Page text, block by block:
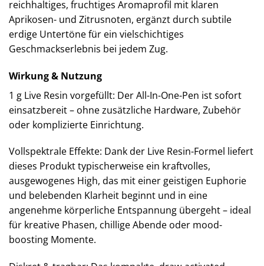
reichhaltiges, fruchtiges Aromaprofil mit klaren
Aprikosen- und Zitrusnoten, ergänzt durch subtile
erdige Untertöne für ein vielschichtiges
Geschmackserlebnis bei jedem Zug.
Wirkung & Nutzung
1 g Live Resin vorgefüllt: Der All-In-One-Pen ist sofort
einsatzbereit – ohne zusätzliche Hardware, Zubehör
oder komplizierte Einrichtung.
Vollspektrale Effekte: Dank der Live Resin-Formel liefert
dieses Produkt typischerweise ein kraftvolles,
ausgewogenes High, das mit einer geistigen Euphorie
und belebenden Klarheit beginnt und in eine
angenehme körperliche Entspannung übergeht – ideal
für kreative Phasen, chillige Abende oder mood-
boosting Momente.